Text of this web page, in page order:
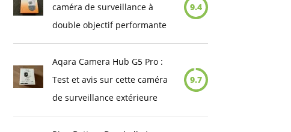
caméra de surveillance à
double objectif performante
9.4
Aqara Camera Hub G5 Pro :
Test et avis sur cette caméra
de surveillance extérieure
9.7